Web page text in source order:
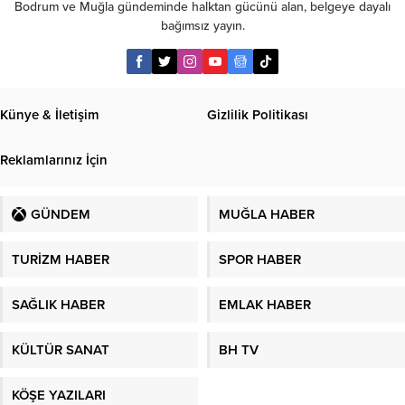
Bodrum ve Muğla gündeminde halktan gücünü alan, belgeye dayalı
bağımsız yayın.
Künye & İletişim Gizlilik Politikası
Reklamlarınız İçin
GÜNDEM MUĞLA HABER
TURİZM HABER SPOR HABER
SAĞLIK HABER EMLAK HABER
KÜLTÜR SANAT BH TV
KÖŞE YAZILARI